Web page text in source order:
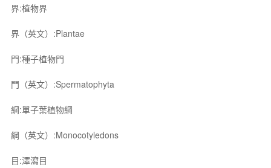
界:植物界
界（英文）:Plantae
門:種子植物門
門（英文）:Spermatophyta
綱:單子葉植物綱
綱（英文）:Monocotyledons
目:澤瀉目